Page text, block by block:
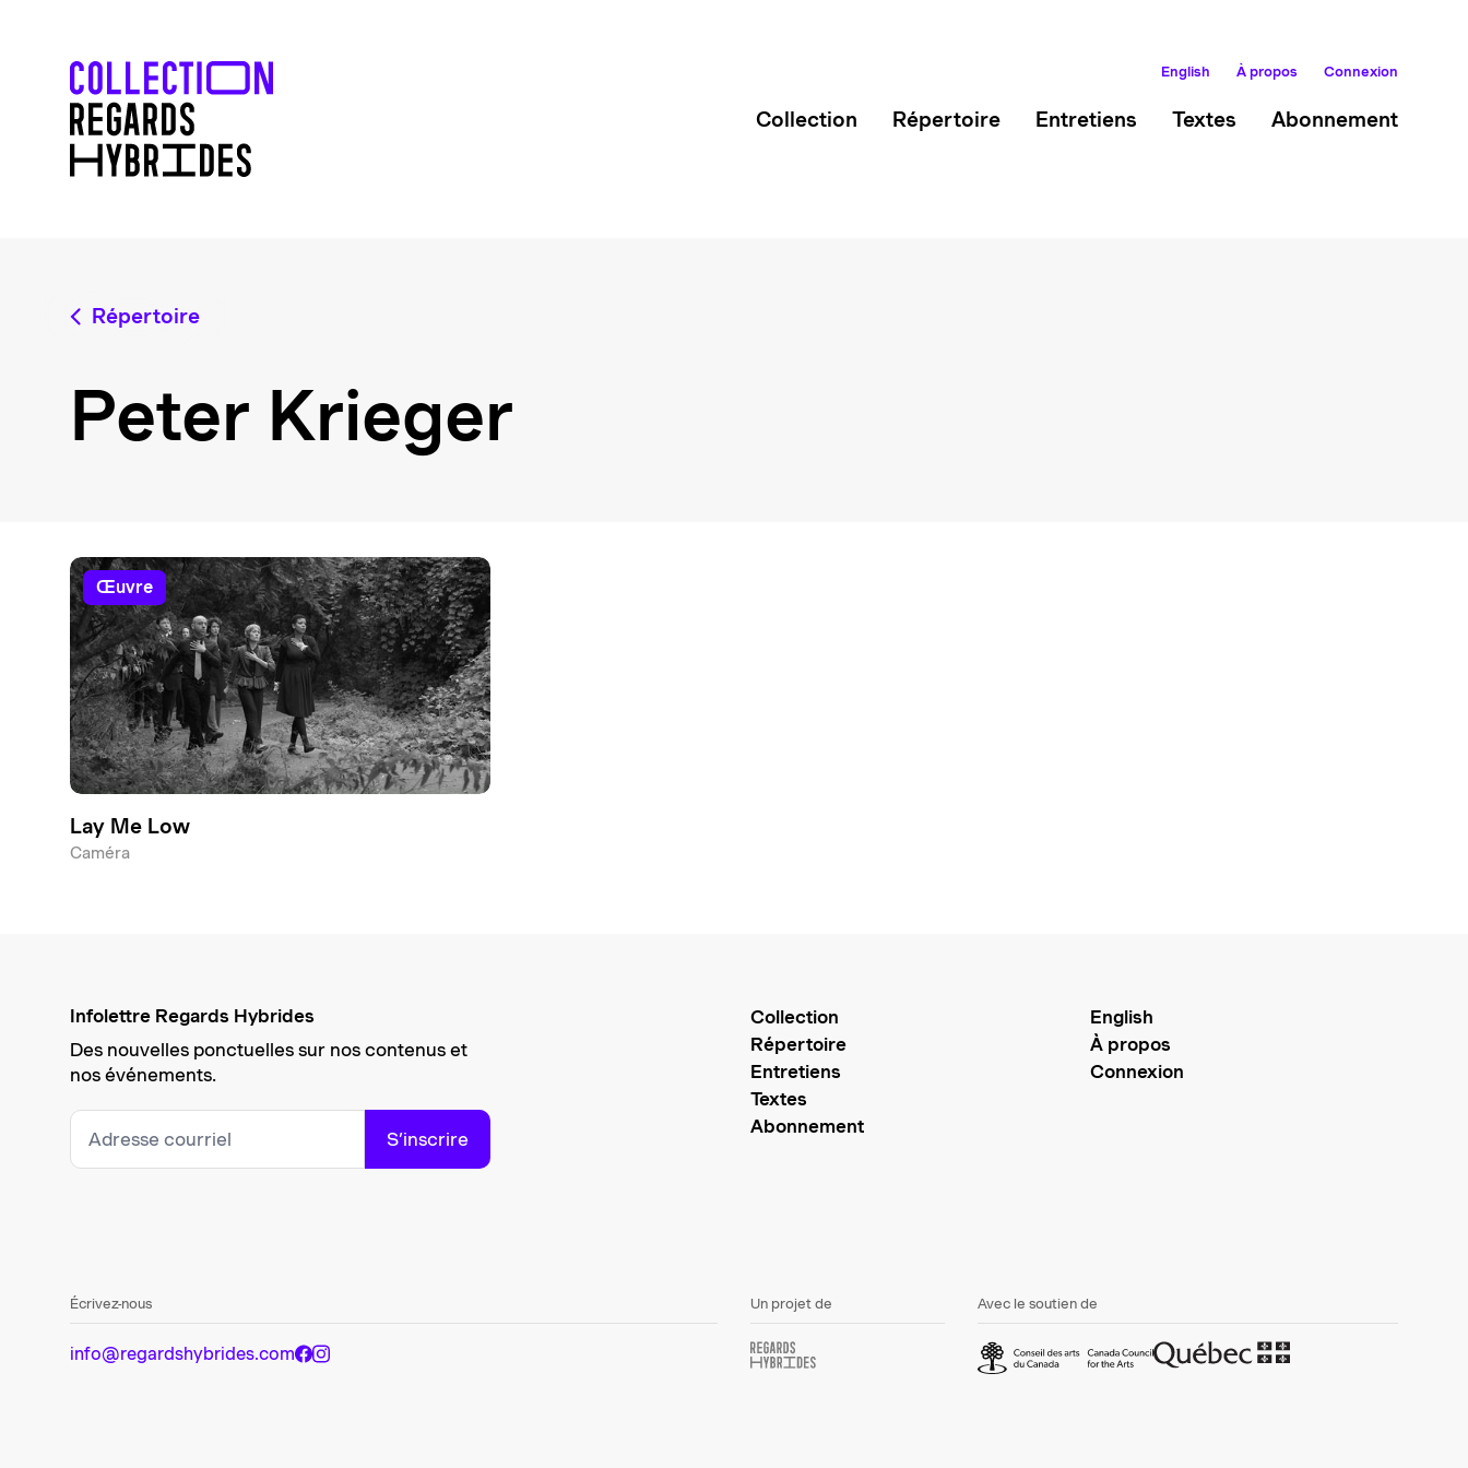
English À propos Connexion
Collection Répertoire Entretiens Textes Abonnement
Répertoire
Peter Krieger
œuvre
Lay Me Low
Caméra
Infolettre Regards Hybrides
Des nouvelles ponctuelles sur nos contenus et
nos événements.
S’inscrire
Collection
Répertoire
Entretiens
Textes
Abonnement
English
À propos
Connexion
Écrivez-nous
info@regardshybrides.com
Un projet de Avec le soutien de